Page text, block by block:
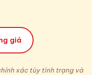
giá
xác tùy tình trạng và